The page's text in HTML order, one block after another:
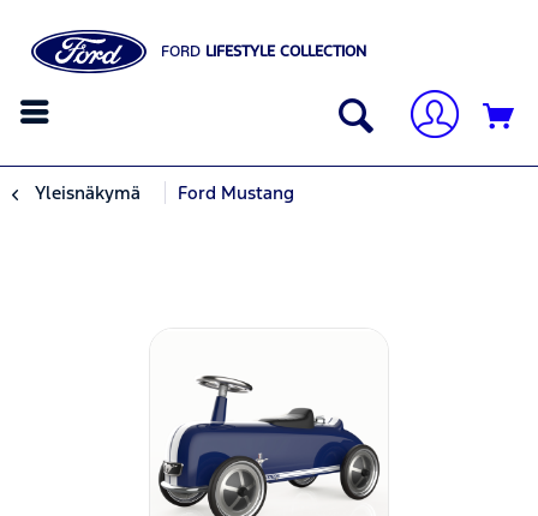
FORD LIFESTYLE COLLECTION
Yleisnäkymä Ford Mustang